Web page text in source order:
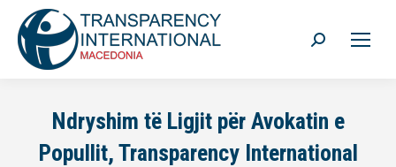
Search:
Ndryshim të Ligjit për Avokatin e
Popullit, Transparency International